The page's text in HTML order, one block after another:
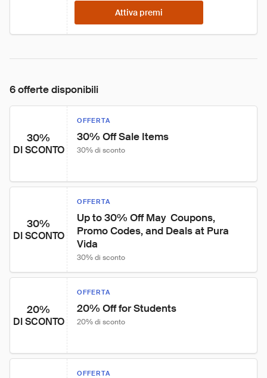
Attiva premi
6 offerte disponibili
30%
DI SCONTO
OFFERTA
30% Off Sale Items
30% di sconto
30%
DI SCONTO
OFFERTA
Up to 30% Off May  Coupons,
Promo Codes, and Deals at Pura
Vida
30% di sconto
20%
DI SCONTO
OFFERTA
20% Off for Students
20% di sconto
OFFERTA